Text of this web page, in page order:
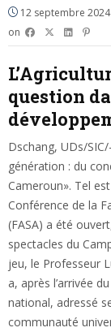
12 septembre 2024
on
question
Dschang, UDs/
génération : du
Cameroun». Tel
Conférence de la
(FASA) a été
spectacles du
jeu, le Professeur
a, après l’arrivée
national, adressé
communauté